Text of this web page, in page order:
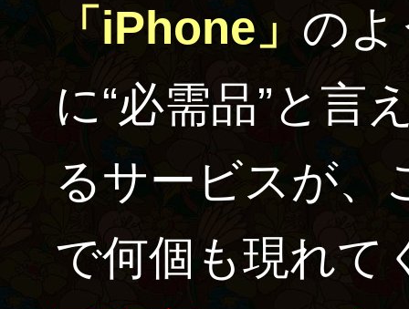
「iPhone」 の
に“必需品”と言
るサービスが、
で何個も現れて